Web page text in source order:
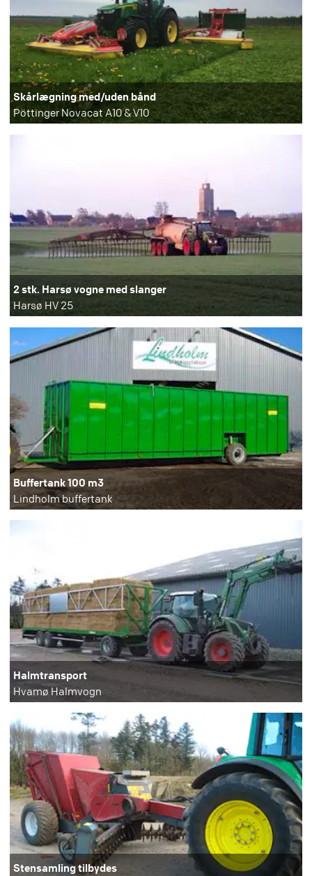
Skårlægning med/uden bånd
Pöttinger Novacat A10 & V10
2 stk. Harsø vogne med slanger
Harsø HV 25
Buffertank 100 m3
Lindholm buffertank
Halmtransport
Hvamø Halmvogn
Stensamling tilbydes